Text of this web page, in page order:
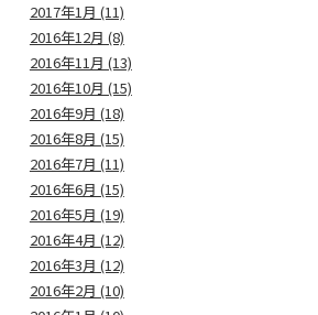
2017年1月 (11)
2016年12月 (8)
2016年11月 (13)
2016年10月 (15)
2016年9月 (18)
2016年8月 (15)
2016年7月 (11)
2016年6月 (15)
2016年5月 (19)
2016年4月 (12)
2016年3月 (12)
2016年2月 (10)